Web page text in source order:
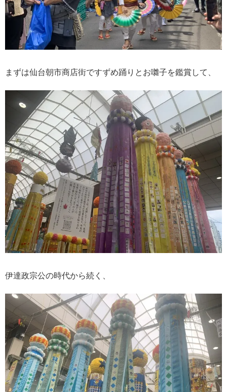
まずは仙台朝市商店街ですずめ踊りとお囃子を鑑賞して、
伊達政宗公の時代から続く、